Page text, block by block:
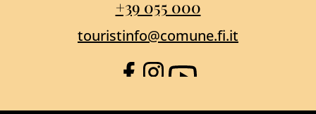
+39 055 000
touristinfo@comune.fi.it
Facebook
Instagram
YouTube